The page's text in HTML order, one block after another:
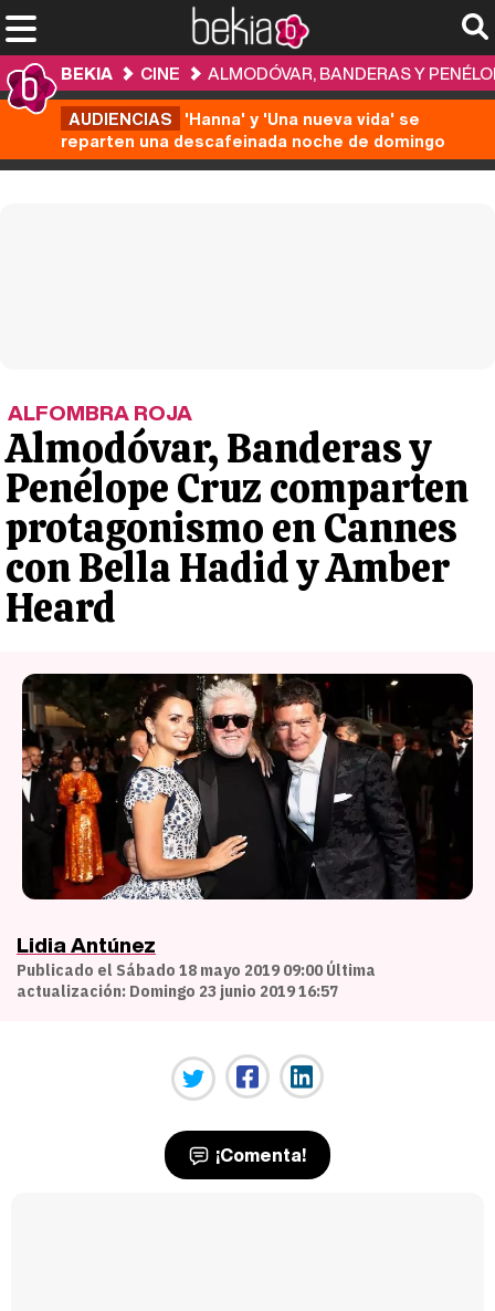
BEKIA CINE
ALMODÓVAR, BANDERAS Y
AUDIENCIAS 'Hanna' y 'Una nueva vida' se
reparten una descafeinada noche de domingo
ALFOMBRA ROJA
Almodóvar, Banderas y
Penélope Cruz comparten
protagonismo en Cannes
con Bella Hadid y Amber
Heard
Lidia Antúnez
Publicado el Sábado 18 mayo 2019 09:00 Última
actualización: Domingo 23 junio 2019 16:57
¡Comenta!